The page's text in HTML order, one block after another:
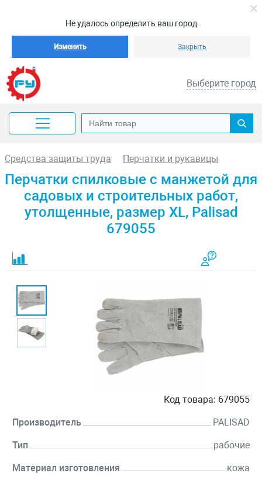
Не удалось определить ваш город
Изменить Закрыть
Выберите город
Средства защиты труда Перчатки и рукавицы
Перчатки спилковые с манжетой для
садовых и строительных работ,
утолщенные, размер XL, Palisad
679055
Код товара: 679055
Производитель PALISAD
Тип рабочие
Материал изготовления кожа